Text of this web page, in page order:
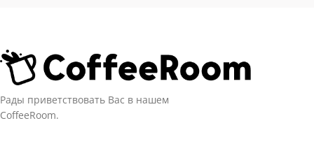
Рады приветствовать Вас в нашем
CoffeeRoom.